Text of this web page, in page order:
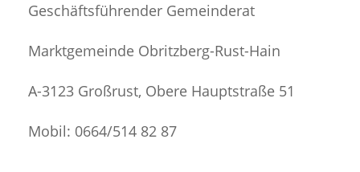
Geschäftsführender Gemeinderat
Marktgemeinde Obritzberg-Rust-Hain
A-3123 Großrust, Obere Hauptstraße 51
Mobil: 0664/514 82 87